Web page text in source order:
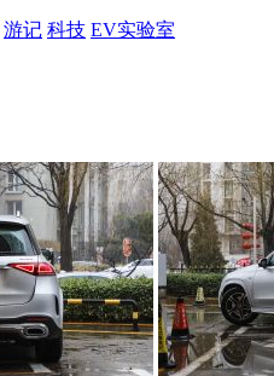
游记 科技 EV实验室